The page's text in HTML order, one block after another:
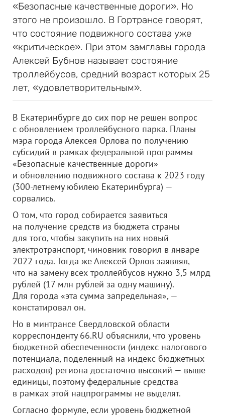
«Безопасные качественные дороги». Но
этого не произошло. В Гортрансе говорят,
что состояние подвижного состава уже
«критическое». При этом замглавы города
Алексей Бубнов называет состояние
троллейбусов, средний возраст которых 25
лет, «удовлетворительным».
В Екатеринбурге до сих пор не решен вопрос
с обновлением троллейбусного парка. Планы
мэра города Алексея Орлова по получению
субсидий в рамках федеральной программы
«Безопасные качественные дороги»
и обновлению подвижного состава к 2023 году
(300-летнему юбилею Екатеринбурга) —
сорвались.
О том, что город собирается заявиться
на получение средств из бюджета страны
для того, чтобы закупить на них новый
электротранспорт, чиновник говорил в январе
2022 года. Тогда же Алексей Орлов заявлял,
что на замену всех троллейбусов нужно 3,5 млрд
рублей (17 млн рублей за одну машину).
Для города «эта сумма запредельная», —
констатировал он.
Но в минтрансе Свердловской области
корреспонденту 66.RU объяснили, что уровень
бюджетной обеспеченности (индекс налогового
потенциала, поделенный на индекс бюджетных
расходов) региона достаточно высокий — выше
единицы, поэтому федеральные средства
в рамках этой нацпрограммы не выделят.
Согласно формуле, если уровень бюджетной